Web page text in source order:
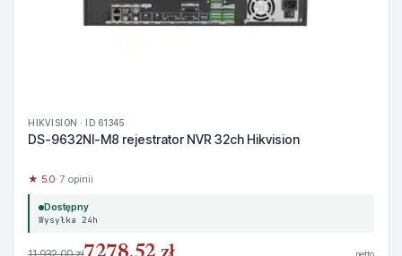
HIKVISION · ID 61345
DS-9632NI-M8 rejestrator NVR 32ch Hikvision
★ 5.0· 7 opinii
Dostępny
Wysyłka 24h